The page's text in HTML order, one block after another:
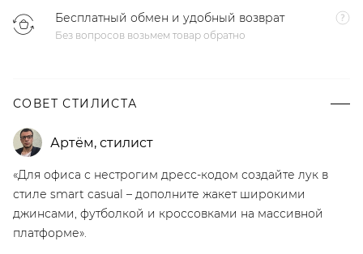
Бесплатный обмен и удобный возврат
Без вопросов возьмем товар обратно
СОВЕТ СТИЛИСТА
Артём, стилист
«Для офиса с нестрогим дресс-кодом создайте лук в
стиле smart casual – дополните жакет широкими
джинсами, футболкой и кроссовками на массивной
платформе».